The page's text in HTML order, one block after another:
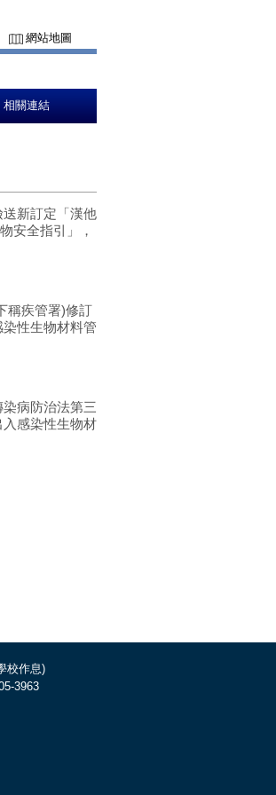
網站地圖
相關連結
新訂定「漢他
安全指引」，
稱疾管署)修訂
染性生物材料管
病防治法第三
感染性生物材
校作息)
3963